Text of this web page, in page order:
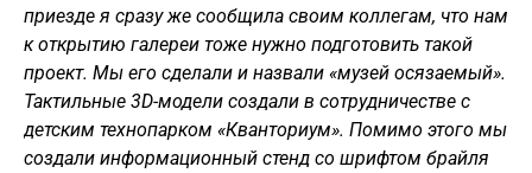
приезде я сразу же сообщила своим коллегам, что нам
к открытию галереи тоже нужно подготовить такой
проект. Мы его сделали и назвали «музей осязаемый».
Тактильные 3D-модели создали в сотрудничестве с
детским технопарком «Кванториум». Помимо этого мы
создали информационный стенд со шрифтом брайля